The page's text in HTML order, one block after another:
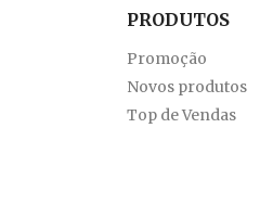
PRODUTOS
Promoção
Novos produtos
Top de Vendas